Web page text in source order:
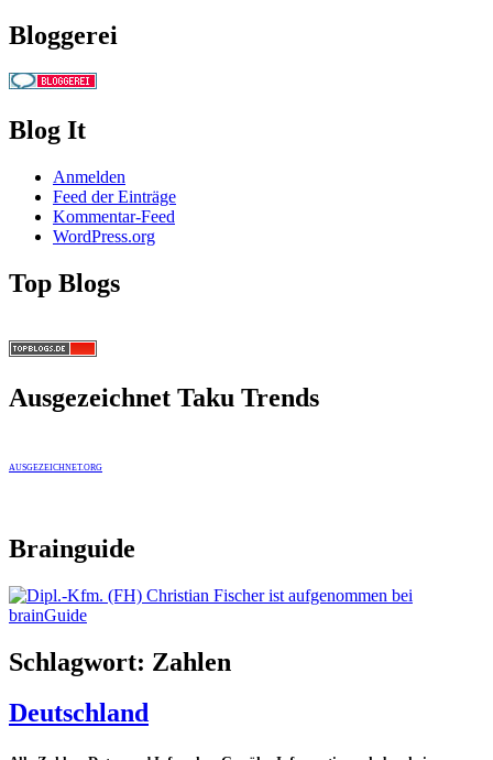
Bloggerei
Blog It
Anmelden
Feed der Einträge
Kommentar-Feed
WordPress.org
Top Blogs
Ausgezeichnet Taku Trends
AUSGEZEICHNET.ORG
Brainguide
Schlagwort: Zahlen
Deutschland